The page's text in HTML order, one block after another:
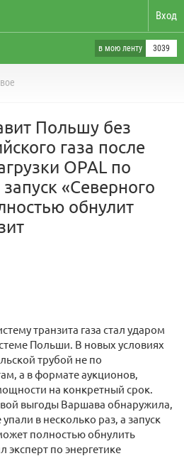
Вход
в мою ленту 3039
Польшу без
газа после
OPAL по
«Северного
обнулит
транзита газа стал ударом
Польши. В новых условиях
трубой не по
а в формате аукционов,
на конкретный срок.
выгоды Варшава обнаружила,
в несколько раз, а запуск
полностью обнулить
эксперт по энергетике